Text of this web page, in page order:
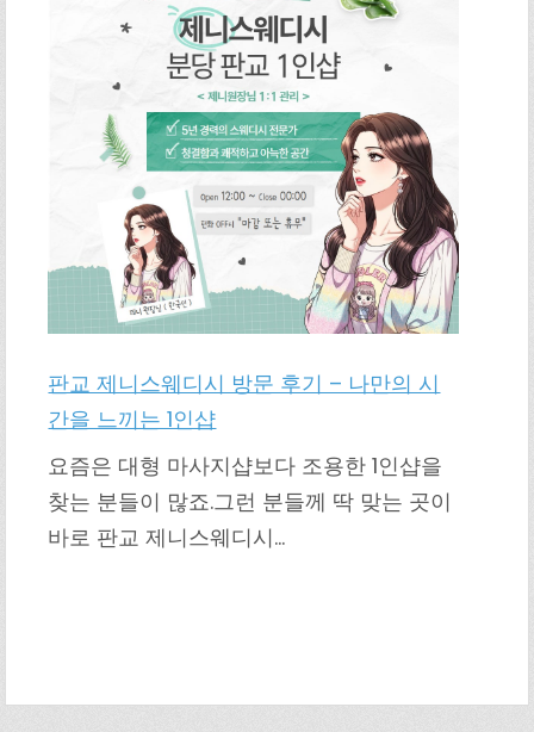
판교 제니스웨디시 방문 후기 – 나만의 시
간을 느끼는 1인샵
요즘은 대형 마사지샵보다 조용한 1인샵을
찾는 분들이 많죠.그런 분들께 딱 맞는 곳이
바로 판교 제니스웨디시…